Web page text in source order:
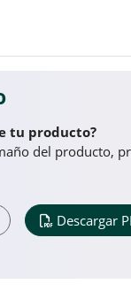
tu producto?
del producto,
Descargar